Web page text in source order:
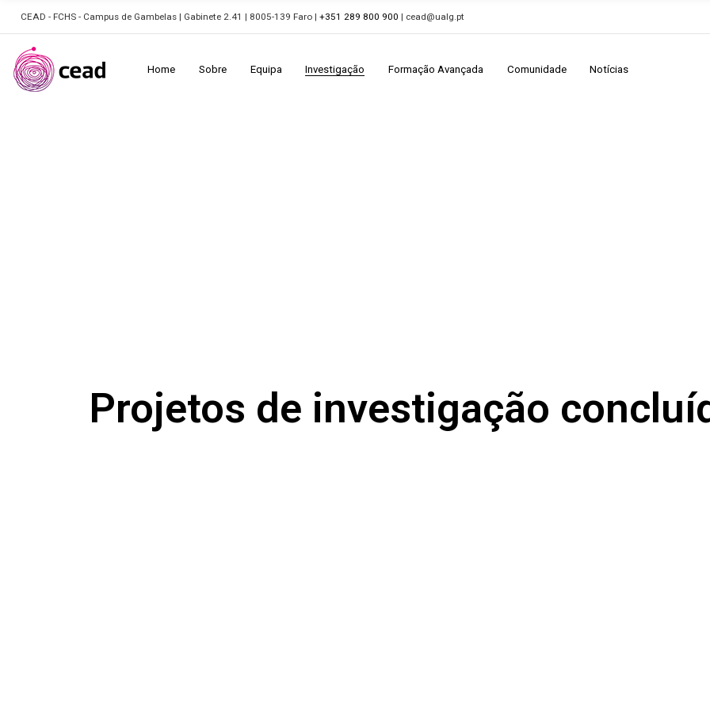
CEAD - FCHS - Campus de Gambelas | Gabinete 2.41 | 8005-139 Faro | +351 289 800 900 | cead@ualg.pt
Home Sobre Equipa Investigação Formação Avançada Comunidade Notícias
Projetos de investigação